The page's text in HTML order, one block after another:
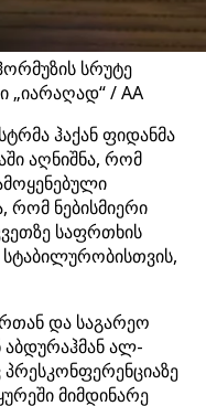
სრუტე
„იარაღად“ / AA
ჰაქან ფიდანმა
აღნიშნა, რომ
რომ ნებისმიერი
საფრთხის
და საგარეო
აბდურაჰმან ალ-
მიმდინარე